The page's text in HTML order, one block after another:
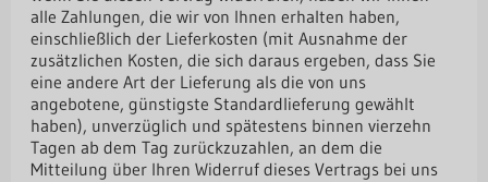
alle Zahlungen, die wir von Ihnen erhalten haben,
einschließlich der Lieferkosten (mit Ausnahme der
zusätzlichen Kosten, die sich daraus ergeben, dass Sie
eine andere Art der Lieferung als die von uns
angebotene, günstigste Standardlieferung gewählt
haben), unverzüglich und spätestens binnen vierzehn
Tagen ab dem Tag zurückzuzahlen, an dem die
Mitteilung über Ihren Widerruf dieses Vertrags bei uns